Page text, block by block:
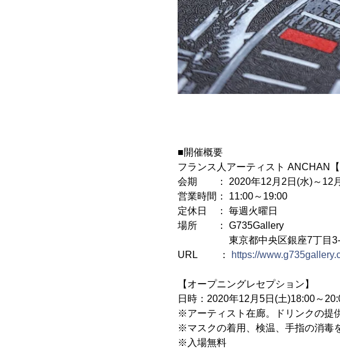
■開催概要
フランス人アーティスト ANCHAN
会期 ： 2020年12月2日(水)～12
営業時間： 11:00～19:00
定休日 ： 毎週火曜日
場所 ： G735Gallery
東京都中央区銀座7丁目3-5
URL ：
https://
【オープニングレセプション】
日時：2020年12月5日(土)18:00～
※アーティスト在廊。ドリンクの提
※マスクの着用、検温、手指の消毒
※入場無料